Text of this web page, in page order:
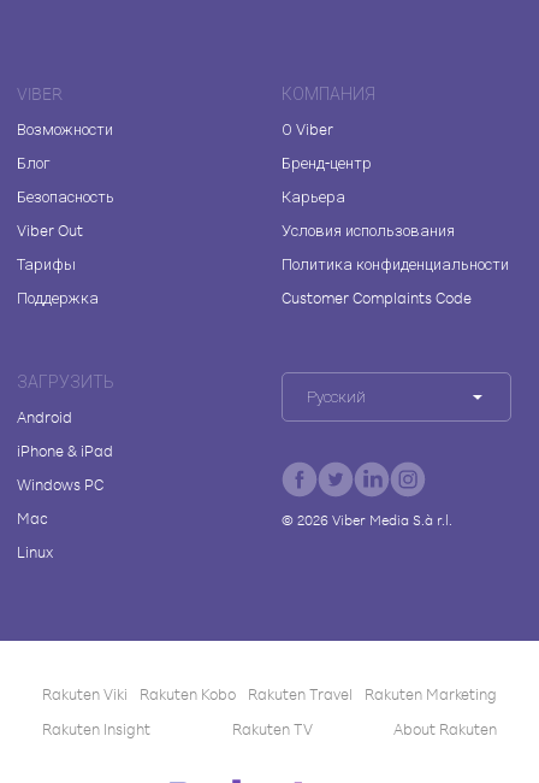
VIBER
Возможности
Блог
Безопасность
Viber Out
Тарифы
Поддержка
КОМПАНИЯ
О Viber
Бренд-центр
Карьера
Условия использования
Политика конфиденциальности
Customer Complaints Code
ЗАГРУЗИТЬ
Android
iPhone & iPad
Windows PC
Mac
Linux
Русский
© 2026Viber Media S.à r.l.
Rakuten Viki Rakuten Kobo Rakuten Travel
Rakuten Marketing
Rakuten Insight
Rakuten TV About Rakuten